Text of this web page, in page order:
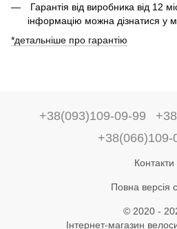
Гарантія від виробника від 12
інформацію можна дізнатися у
*детальніше про гарантію
+38(093)109-09-99
+38(066)109-
Контакти
Повна версія
© 2020 -
Інтернет-магазин